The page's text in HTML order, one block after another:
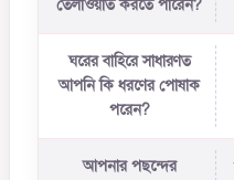
তেলাওয়াত করতে পারেন?
ঘরের বাহিরে সাধারণত
আপনি কি ধরণের পোষাক
পরেন?
আপনার পছন্দের